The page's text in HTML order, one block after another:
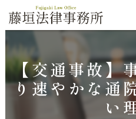
【交通事故】
り速やかな通
い